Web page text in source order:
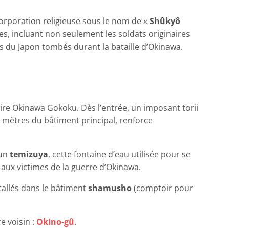
religieuse sous le nom de «Shûkyô
incluant non seulement les soldats originaires
Japon tombés durant la bataille d’Okinawa.
Okinawa Gokoku. Dès l’entrée, un imposant torii
mètres du bâtiment principal, renforce
temizuya, cette fontaine d’eau utilisée pour se
victimes de la guerre d’Okinawa.
dans le bâtimentshamusho(comptoir pour
voisin : Okino-gû.